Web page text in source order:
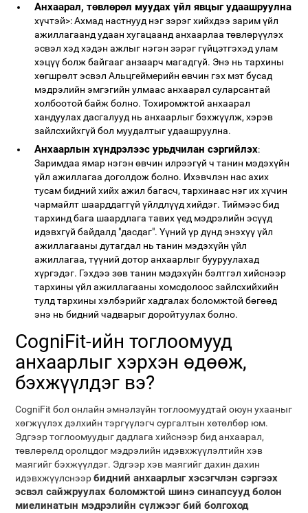
Анхаарал, төвлөрөл муудах үйл явцыг удаашруулна
хүчтэй>: Ахмад настнууд нэг зэрэг хийхдээ зарим үйл
ажиллагаанд удаан хугацаанд анхаарлаа төвлөрүүлэх
эсвэл хэд хэдэн ажлыг нэгэн зэрэг гүйцэтгэхэд улам
хэцүү болж байгааг анзаарч магадгүй. Энэ нь тархины
хөгшрөлт эсвэл Альцгеймерийн өвчин гэх мэт бусад
мэдрэлийн эмгэгийн улмаас анхаарал суларсантай
холбоотой байж болно. Тохиромжтой анхаарал
хандуулах дасгалууд нь анхаарлыг бэхжүүлж, хэрэв
зайлсхийхгүй бол муудалтыг удаашруулна.
Анхаарлын хүндрэлээс урьдчилан сэргийлэх:
Заримдаа ямар нэгэн өвчин илрээгүй ч танин мэдэхүйн
үйл ажиллагаа доголдож болно. Ихэвчлэн нас ахих
тусам бидний хийх ажил багасч, тархинаас нэг их хүчин
чармайлт шаарддаггүй үйлдлүүд хийдэг. Тиймээс бид
тархинд бага шаардлага тавих үед мэдрэлийн эсүүд
идэвхгүй байдалд "дасдаг". Үүний үр дүнд энэхүү үйл
ажиллагааны дутагдал нь танин мэдэхүйн үйл
ажиллагаа, түүний дотор анхаарлыг бууруулахад
хүргэдэг. Гэхдээ зөв танин мэдэхүйн бэлтгэл хийснээр
тархины үйл ажиллагааны хомсдолоос зайлсхийхийн
тулд тархины хэлбэрийг хадгалах боломжтой бөгөөд
энэ нь бидний чадварыг доройтуулах болно.
CogniFit-ийн тоглоомууд
анхаарлыг хэрхэн өдөөж,
бэхжүүлдэг вэ?
CogniFit бол онлайн эмнэлзүйн тоглоомуудтай оюун ухааныг
хөгжүүлэх дэлхийн тэргүүлэгч сургалтын хөтөлбөр юм.
Эдгээр тоглоомуудыг дадлага хийснээр бид анхаарал,
төвлөрөлд оролцдог мэдрэлийн идэвхжүүлэлтийн хэв
маягийг бэхжүүлдэг. Эдгээр хэв маягийг дахин дахин
идэвхжүүлснээрбидний анхаарлыг хэсэгчлэн сэргээх
эсвэл сайжруулах боломжтой шинэ синапсууд болон
миелинатын мэдрэлийн сүлжээг бий болгоход